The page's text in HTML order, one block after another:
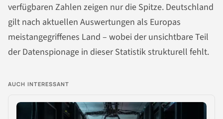
verfügbaren Zahlen zeigen nur die Spitze. Deutschland
gilt nach aktuellen Auswertungen als Europas
meistangegriffenes Land – wobei der unsichtbare Teil
der Datenspionage in dieser Statistik strukturell fehlt.
AUCH INTERESSANT